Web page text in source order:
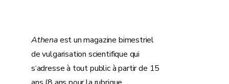
Athenaest un magazine bimestriel
de vulgarisation scientifique qui
s‘adresse à tout public à partir de 15